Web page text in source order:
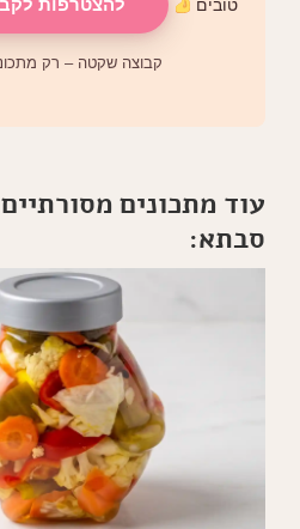
טובים להצטרפות
קבוצה שקטה – רק
עוד מתכונים
סבתא: